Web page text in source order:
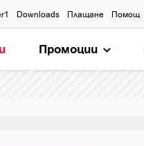
Downloads Плащане Помощ
Промоции